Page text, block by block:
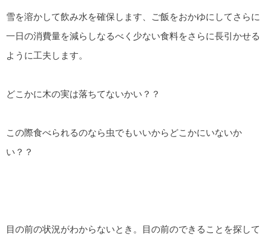
雪を溶かして飲み水を確保します、ご飯をおかゆにしてさらに
一日の消費量を減らしなるべく少ない食料をさらに長引かせる
ように工夫します。
どこかに木の実は落ちてないかい？？
この際食べられるのなら虫でもいいからどこかにいないか
い？？
目の前の状況がわからないとき。目の前のできることを探して